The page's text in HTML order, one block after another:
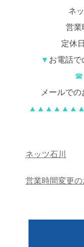
ネ
営業
定休日
▼ お電話で
☎
メールで
ネッツ石川
営業時間変更